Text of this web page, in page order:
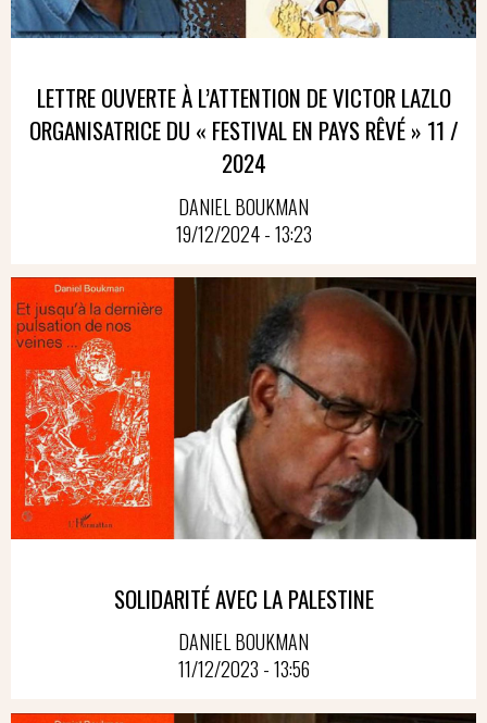
LETTRE OUVERTE À L’ATTENTION DE VICTOR LAZLO
ORGANISATRICE DU « FESTIVAL EN PAYS RÊVÉ » 11 /
2024
DANIEL BOUKMAN
19/12/2024 - 13:23
SOLIDARITÉ AVEC LA PALESTINE
DANIEL BOUKMAN
11/12/2023 - 13:56